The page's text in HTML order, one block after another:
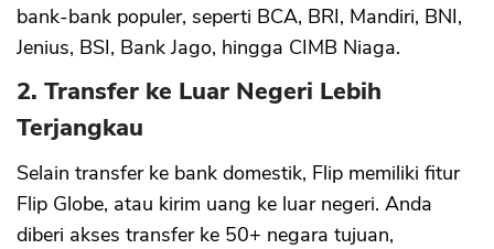
bank-bank populer, seperti BCA, BRI, Mandiri, BNI,
Jenius, BSI, Bank Jago, hingga CIMB Niaga.
2. Transfer ke Luar Negeri Lebih
Terjangkau
Selain transfer ke bank domestik, Flip memiliki fitur
Flip Globe, atau kirim uang ke luar negeri. Anda
diberi akses transfer ke 50+ negara tujuan,